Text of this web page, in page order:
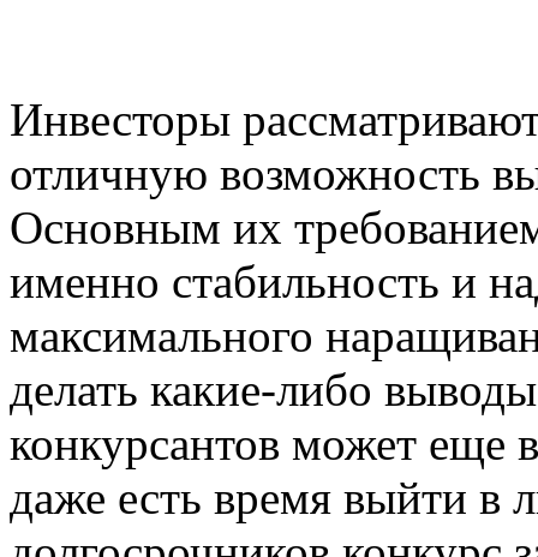
Инвесторы
отличную возможность
Основным их
именно стабильность и
максимального
делать какие-либо
конкурсантов может еще
даже есть время выйти в